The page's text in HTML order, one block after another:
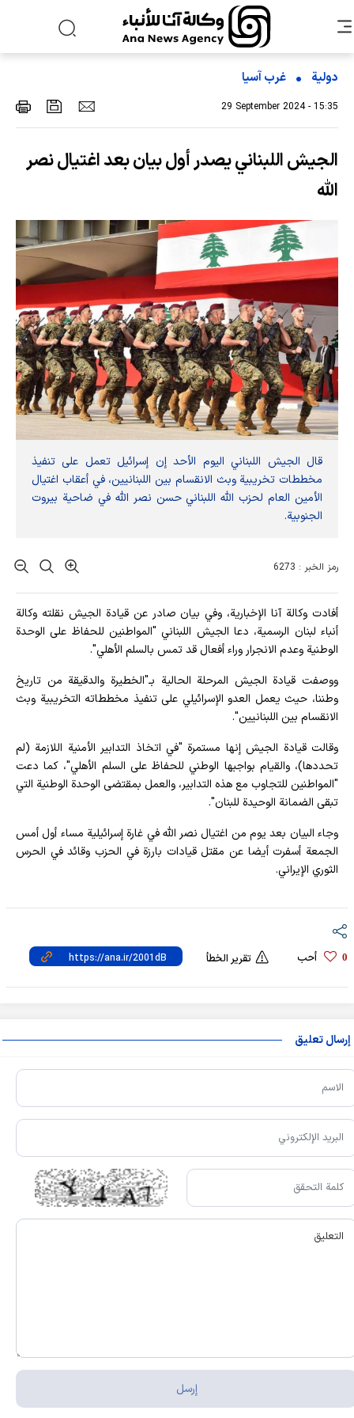
دولية غرب آسیا
29 September 2024 - 15:35
الجيش اللبناني يصدر أول بيان بعد اغتيال نصر
الله
قال الجيش اللبناني اليوم الأحد إن إسرائيل تعمل على تنفيذ
مخططات تخريبية وبث الانقسام بين اللبنانيين، في أعقاب اغتيال
الأمين العام لحزب الله اللبناني حسن نصر الله في ضاحية بيروت
الجنوبية.
رمز الخبر : 6273
أفادت وکالة آنا الإخباریة، وفي بيان صادر عن قيادة الجيش نقلته وكالة
أنباء لبنان الرسمية، دعا الجيش اللبناني "المواطنين للحفاظ على الوحدة
الوطنية وعدم الانجرار وراء أفعال قد تمس بالسلم الأهلي".
ووصفت قيادة الجيش المرحلة الحالية بـ"الخطيرة والدقيقة من تاريخ
وطننا، حيث يعمل العدو الإسرائيلي على تنفيذ مخططاته التخريبية وبث
الانقسام بين اللبنانيين".
وقالت قيادة الجيش إنها مستمرة "في اتخاذ التدابير الأمنية اللازمة (لم
تحددها)، والقيام بواجبها الوطني للحفاظ على السلم الأهلي"، كما دعت
"المواطنين للتجاوب مع هذه التدابير، والعمل بمقتضى الوحدة الوطنية التي
تبقى الضمانة الوحيدة للبنان".
وجاء البيان بعد يوم من اغتيال نصر الله في غارة إسرائيلية مساء أول أمس
الجمعة أسفرت أيضا عن مقتل قيادات بارزة في الحزب وقائد في الحرس
الثوري الإيراني.
0 أحب تقرير الخطأ
إرسال تعليق